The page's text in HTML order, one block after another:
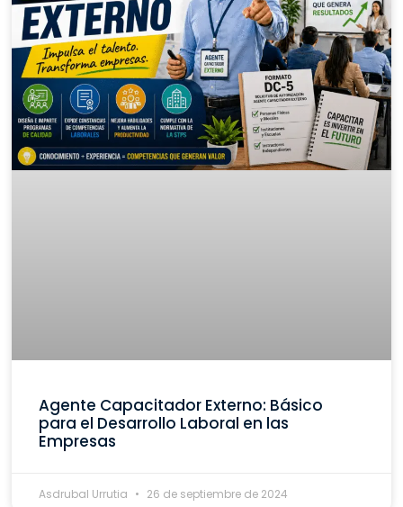
Agente Capacitador Externo: Básico
para el Desarrollo Laboral en las
Empresas
Asdrubal Urrutia 26 de septiembre de 2024